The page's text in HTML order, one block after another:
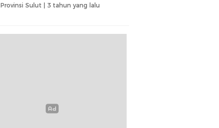
Provinsi Sulut | 3 tahun yang lalu